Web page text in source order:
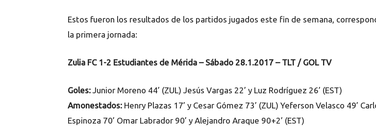
Estos fueron los resultados de los partidos jugados este fin de semana,
la primera jornada:
Zulia FC 1-2 Estudiantes de Mérida – Sábado 28.1.2017 – TLT / GOL TV
Goles: Junior Moreno 44’ (ZUL) Jesús Vargas 22’ y Luz Rodríguez 26’ (EST)
Amonestados: Henry Plazas 17’ y Cesar Gómez 73’ (ZUL) Yeferson Velasco 49’
Espinoza 70’ Omar Labrador 90’ y Alejandro Araque 90+2’ (EST)